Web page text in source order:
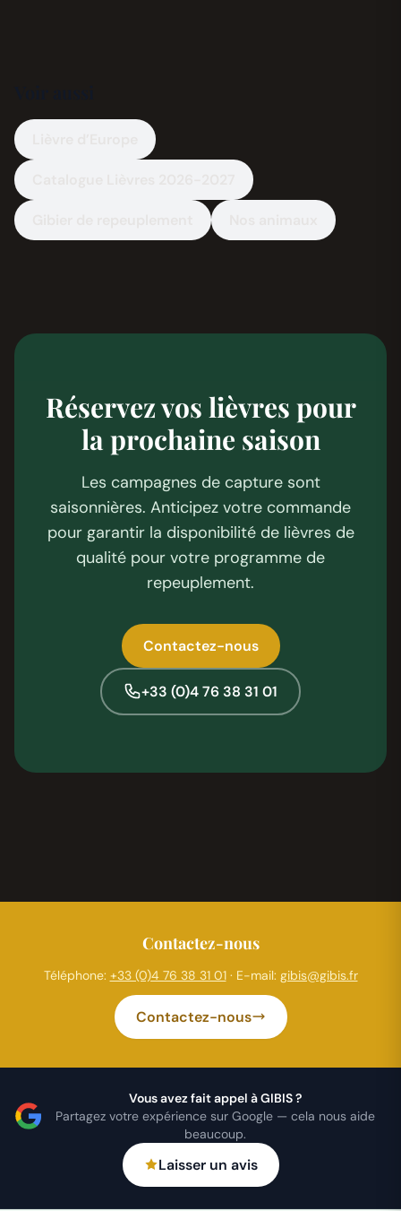
Réservez vos lièvres pour
la prochaine saison
Les campagnes de capture sont
saisonnières. Anticipez votre commande
pour garantir la disponibilité de lièvres de
qualité pour votre programme de
repeuplement.
Contactez-nous
+33 (0)4 76 38 31 01
Contactez-nous
Téléphone: +33 (0)4 76 38 31 01· E-mail: gibis@gibis.fr
Contactez-nous
Vous avez fait appel à GIBIS ?
Partagez votre expérience sur Google — cela nous aide
beaucoup.
Laisser un avis